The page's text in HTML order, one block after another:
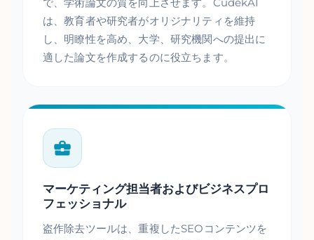
で、学術論文の質を向上させます。CudekAI
は、教育者や研究者がオリジナリティを維持
し、明瞭性を高め、大学、研究機関への提出に
適した論文を作成するのに役立ちます。
マーケティング担当者およびビジネスプロ
フェッショナル
盗作除去ツールは、重複したSEOコンテンツを